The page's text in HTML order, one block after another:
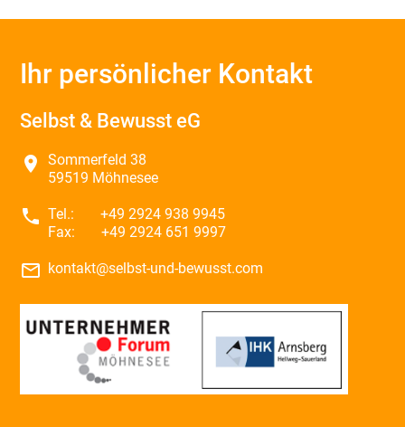
Ihr persönlicher Kontakt
Selbst & Bewusst eG
place
Sommerfeld 38
59519 Möhnesee
phone Tel.:
+49 2924 938 9945
Fax:
+49 2924 651 9997
mail_outline kontakt@selbst-und-bewusst.com